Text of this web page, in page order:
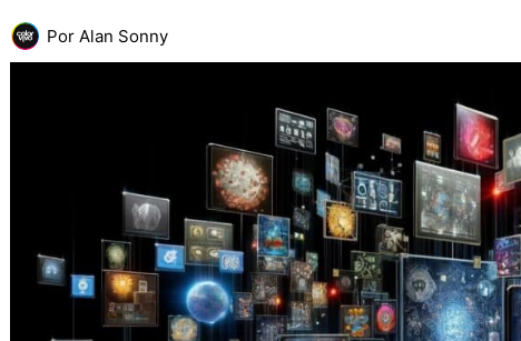
Por Alan Sonny